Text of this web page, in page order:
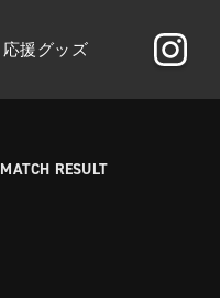
応援グッズ
MATCH RESULT